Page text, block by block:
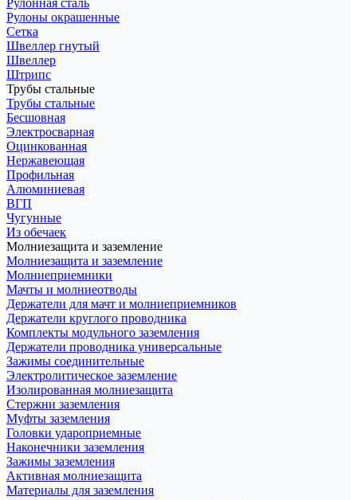
Рулонная сталь
Рулоны окрашенные
Сетка
Швеллер гнутый
Швеллер
Штрипс
Трубы стальные
Трубы стальные
Бесшовная
Электросварная
Оцинкованная
Нержавеющая
Профильная
Алюминиевая
ВГП
Чугунные
Из обечаек
Молниезащита и заземление
Молниезащита и заземление
Молниеприемники
Мачты и молниеотводы
Держатели для мачт и молниеприемников
Держатели круглого проводника
Комплекты модульного заземления
Держатели проводника универсальные
Зажимы соединительные
Электролитическое заземление
Изолированная молниезащита
Стержни заземления
Муфты заземления
Головки удароприемные
Наконечники заземления
Зажимы заземления
Активная молниезащита
Материалы для заземления